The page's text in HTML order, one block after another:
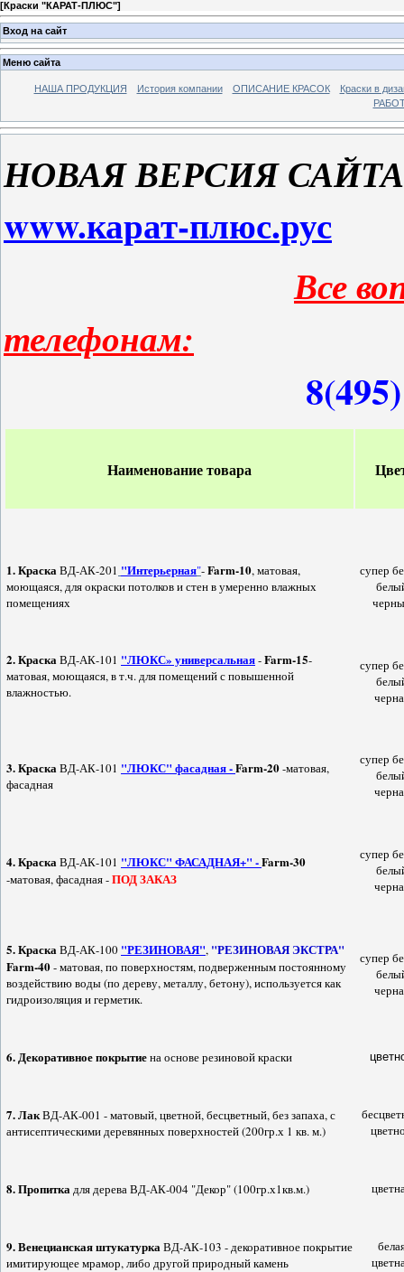
[Краски "КАРАТ-ПЛЮС"]
Вход на сайт
Меню сайта
НАША ПРОДУКЦИЯ История компании ОПИСАНИЕ КРАСОК
Краски в
НОВАЯ ВЕРСИЯ
www.карат-плюс.рус
Все
телефонам:
8(495) 577-04-
Наименование товара
1.Краска ВД-АК-201 "Интерьерная"-Farm-10, матовая,
моющаяся, для окраски потолков и стен в умеренно влажных
помещениях
супер
2.Краска ВД-АК-101 "ЛЮКС» универсальная-Farm-15-
матовая, моющаяся, в т.ч. для помещений с повышенной
влажностью.
супер
3.Краска ВД-АК-101 "ЛЮКС" фасадная -Farm-20-матовая,
фасадная
супер
4.Краска ВД-АК-101 "ЛЮКС" ФАСАДНАЯ+" -Farm-30
-матовая, фасадная -ПОД ЗАКАЗ
супер
5.Краска ВД-АК-100 "РЕЗИНОВАЯ", "РЕЗИНОВАЯ ЭКСТРА"
Farm-40- матовая, по поверхностям, подверженным постоянному
воздействию воды (по дереву, металлу, бетону), используется как
гидроизоляция и герметик.
супер
6. Декоративное покрытиена основе резиновой краски
7.ЛакВД-АК-001 - матовый, цветной, бесцветный, без запаха, с
антисептическими деревянных поверхностей (200гр.х 1 кв. м.)
8.Пропитка для дерева ВД-АК-004 "Декор" (100гр.х1кв.м.)
9.Венецианская штукатурка ВД-АК-103 - декоративное покрытие
имитирующее мрамор, либо другой природный камень